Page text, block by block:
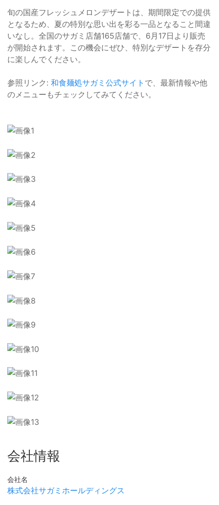
旬の国産フレッシュメロンデザートは、期間限定での提供
となるため、夏の特別な思い出を彩る一品となること間違
いなし。全国のサガミ店舗165店舗で、6月17日より販売
が開始されます。この機会にぜひ、特別なデザートを存分
に楽しんでください。
参照リンク: 和食麺処サガミ公式サイト で、最新情報や他
のメニューもチェックしてみてください。
会社情報
会社名
株式会社サガミホールディングス